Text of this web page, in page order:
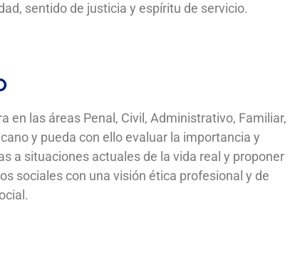
sentido de justicia y espíritu de servicio.
en las áreas Penal, Civil, Administrativo, Familiar,
y pueda con ello evaluar la importancia y
a situaciones actuales de la vida real y proponer
sociales con una visión ética profesional y de